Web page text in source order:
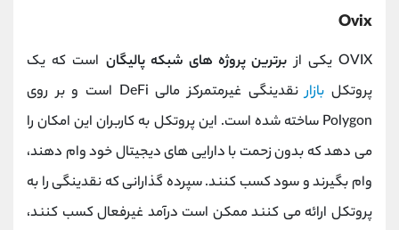
Ovix
OVIX یکی از برترین پروژه های شبکه پالیگان است که یک
پروتکل بازار
نقدینگی غیرمتمرکز مالی DeFi است و بر روی
Polygon ساخته شده است. این پروتکل به کاربران این امکان را
می دهد که بدون زحمت با دارایی های دیجیتال خود وام دهند،
وام بگیرند و سود کسب کنند. سپرده گذارانی که نقدینگی را به
پروتکل ارائه می کنند ممکن است درآمد غیرفعال کسب کنند،